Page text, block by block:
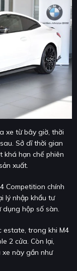
xe từ bây giờ, thời
Sở dĩ thời gian
khá hạn chế phiên
xuất.
Competition chính
lý nhập khẩu tư
dụng hộp số sàn.
estate, trong khi M4
2 cửa. Còn lại,
xe này gần như